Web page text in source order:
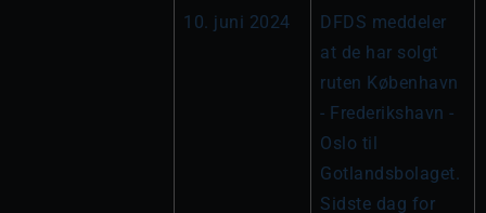
10. juni 2024
DFDS meddeler
at de har solgt
ruten København
- Frederikshavn -
Oslo til
Gotlandsbolaget.
Sidste dag for